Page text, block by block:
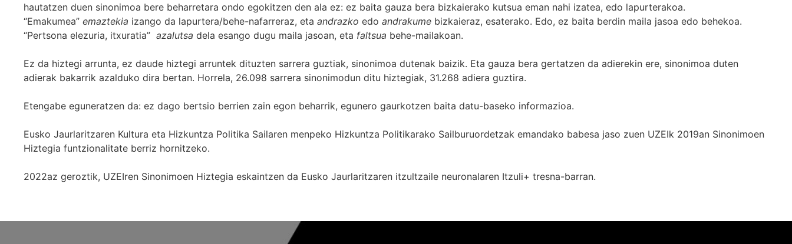
hautatzen duen sinonimoa bere beharretara ondo egokitzen den ala ez: ez baita gauza bera bizkaierako kutsua eman nahi izatea, edo lapurterakoa.
“Emakumea” emaztekia izango da lapurtera/behe-nafarreraz, eta andrazko edo andrakume bizkaieraz, esaterako. Edo, ez baita berdin maila jasoa edo behekoa.
“Pertsona elezuria, itxuratia” azalutsa dela esango dugu maila jasoan, eta faltsua behe-mailakoan.
Ez da hiztegi arrunta, ez daude hiztegi arruntek dituzten sarrera guztiak, sinonimoa dutenak baizik. Eta gauza bera gertatzen da adierekin ere, sinonimoa duten
adierak bakarrik azalduko dira bertan. Horrela, 26.098 sarrera sinonimodun ditu hiztegiak, 31.268 adiera guztira.
Etengabe eguneratzen da: ez dago bertsio berrien zain egon beharrik, egunero gaurkotzen baita datu-baseko informazioa.
Eusko Jaurlaritzaren Kultura eta Hizkuntza Politika Sailaren menpeko Hizkuntza Politikarako Sailburuordetzak emandako babesa jaso zuen UZEIk 2019an Sinonimoen
Hiztegia funtzionalitate berriz hornitzeko.
2022az geroztik, UZEIren Sinonimoen Hiztegia eskaintzen da Eusko Jaurlaritzaren itzultzaile neuronalaren Itzuli+ tresna-barran.